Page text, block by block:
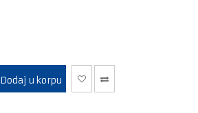
Dodaj u korpu